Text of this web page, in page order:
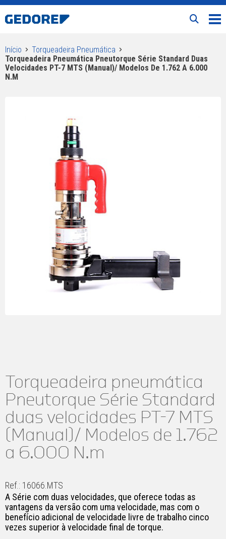
Início
Torqueadeira Pneumática
Torqueadeira Pneumática Pneutorque Série Standard Duas
Velocidades PT-7 MTS (Manual)/ Modelos De 1.762 A 6.000
N.m
Torqueadeira pneumática
Pneutorque Série Standard
duas velocidades PT-7 MTS
(Manual)/ Modelos de 1.762
a 6.000 N.m
Ref.: 16066.MTS
A Série com duas velocidades, que oferece todas as
vantagens da versão com uma velocidade, mas com o
benefício adicional de velocidade livre de trabalho cinco
vezes superior à velocidade final de torque.